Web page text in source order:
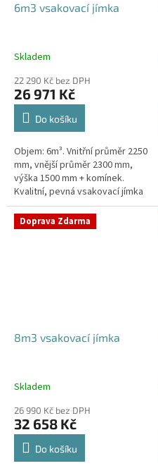
6m3 vsakovací jímka
Skladem
22 290 Kč bez DPH
26 971 Kč
Do košíku
Objem: 6m³. Vnitřní průměr 2250
mm, vnější průměr 2300 mm,
výška 1500 mm + komínek.
Kvalitní, pevná vsakovací jímka
(nádrž) bez potřeby
obetonování Průměr přítoku a
odtoku +...
Doprava Zdarma
8m3 vsakovací jímka
Skladem
26 990 Kč bez DPH
32 658 Kč
Do košíku